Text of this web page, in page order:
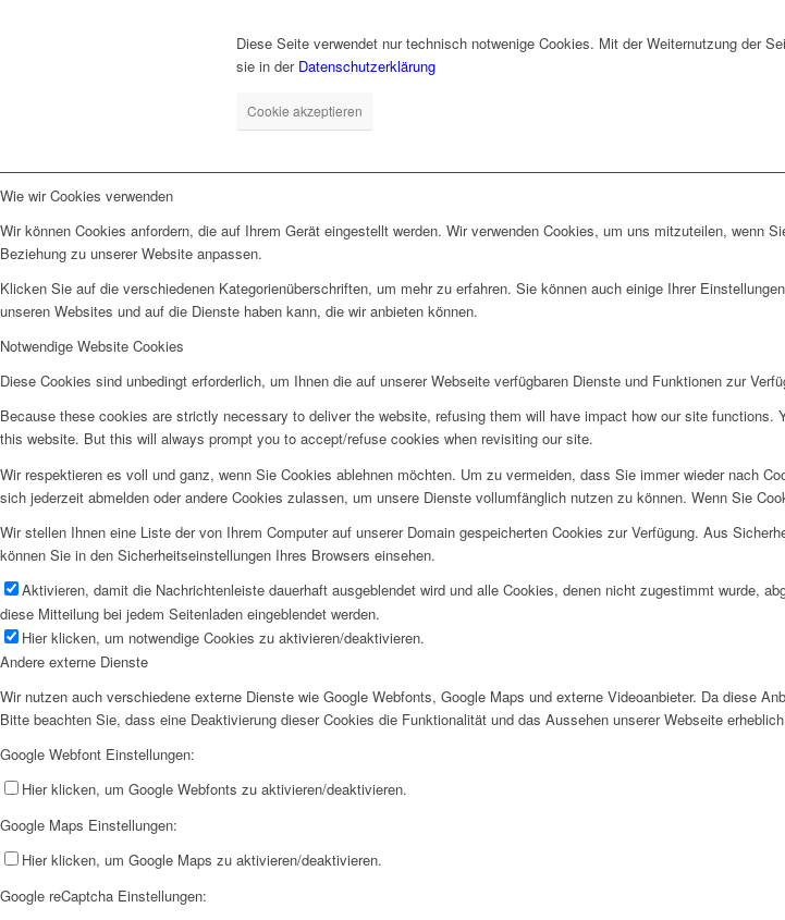
Diese Seite verwendet nur technisch notwenige Cookies. Mit der Weiternutzung der
sie in der Datenschutzerklärung
Cookie akzeptieren
Wie wir Cookies verwenden
Wir können Cookies anfordern, die auf Ihrem Gerät eingestellt werden. Wir verwenden Cookies, um uns mitzuteilen, wenn
Beziehung zu unserer Website anpassen.
Klicken Sie auf die verschiedenen Kategorienüberschriften, um mehr zu erfahren. Sie können auch einige Ihrer
unseren Websites und auf die Dienste haben kann, die wir anbieten können.
Notwendige Website Cookies
Diese Cookies sind unbedingt erforderlich, um Ihnen die auf unserer Webseite verfügbaren Dienste und Funktionen zur
Because these cookies are strictly necessary to deliver the website, refusing them will have impact how our site
this website. But this will always prompt you to accept/refuse cookies when revisiting our site.
Wir respektieren es voll und ganz, wenn Sie Cookies ablehnen möchten. Um zu vermeiden, dass Sie immer wieder nach
sich jederzeit abmelden oder andere Cookies zulassen, um unsere Dienste vollumfänglich nutzen zu können. Wenn Sie
Wir stellen Ihnen eine Liste der von Ihrem Computer auf unserer Domain gespeicherten Cookies zur Verfügung. Aus
können Sie in den Sicherheitseinstellungen Ihres Browsers einsehen.
Aktivieren, damit die Nachrichtenleiste dauerhaft ausgeblendet wird und alle Cookies, denen nicht zugestimmt wurde,
diese Mitteilung bei jedem Seitenladen eingeblendet werden.
Hier klicken, um notwendige Cookies zu aktivieren/deaktivieren.
Andere externe Dienste
Wir nutzen auch verschiedene externe Dienste wie Google Webfonts, Google Maps und externe Videoanbieter. Da diese
Bitte beachten Sie, dass eine Deaktivierung dieser Cookies die Funktionalität und das Aussehen unserer Webseite
Google Webfont Einstellungen:
Hier klicken, um Google Webfonts zu aktivieren/deaktivieren.
Google Maps Einstellungen:
Hier klicken, um Google Maps zu aktivieren/deaktivieren.
Google reCaptcha Einstellungen: